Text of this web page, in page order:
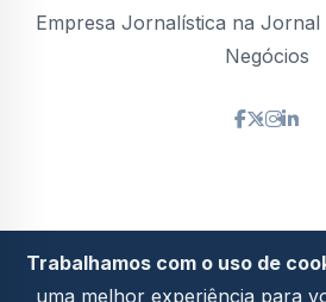
Empresa Jornalística na Jornal
Negócios
Politica de
2026©
Trabalhamos com o uso de
uma melhor experiência para